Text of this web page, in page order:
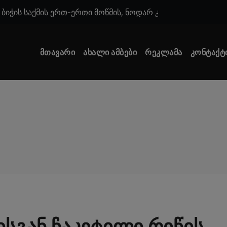
პროგნოზი
გაზრდაა მოსალოდნელი 2027 წლიდან? – ცნობილია
მთავარი ახალი ამბები რეკლამა
modal-check